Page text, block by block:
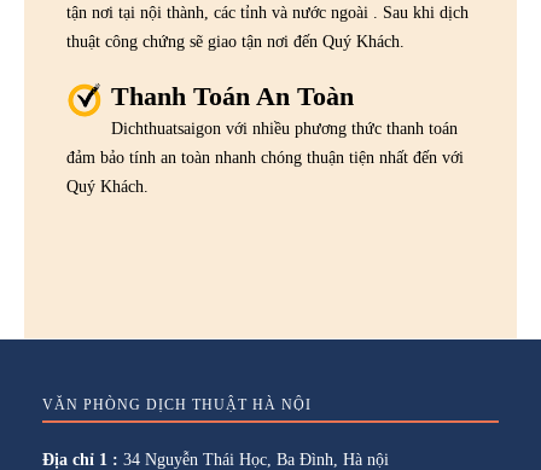
tận nơi tại nội thành, các tỉnh và nước ngoài . Sau khi dịch
thuật công chứng sẽ giao tận nơi đến Quý Khách.
Thanh Toán An Toàn
Dichthuatsaigon với nhiều phương thức thanh toán
đảm bảo tính an toàn nhanh chóng thuận tiện nhất đến với
Quý Khách.
VĂN PHÒNG DỊCH THUẬT HÀ NỘI
Địa chỉ 1 : 34 Nguyễn Thái Học, Ba Đình, Hà nội